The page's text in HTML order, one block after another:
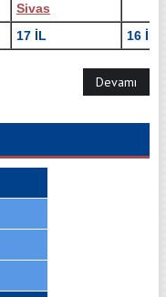
Sivas
17 İL 16 İL
Devamı